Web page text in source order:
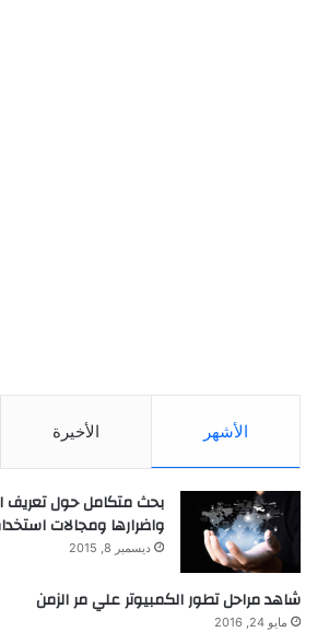
الأشهر الأخيرة
بحث متكامل حول تعريف
واضرارها ومجالات
ديسمبر 8, 2015
شاهد مراحل تطور الكمبيوتر علي مر الزمن
مايو 24, 2016